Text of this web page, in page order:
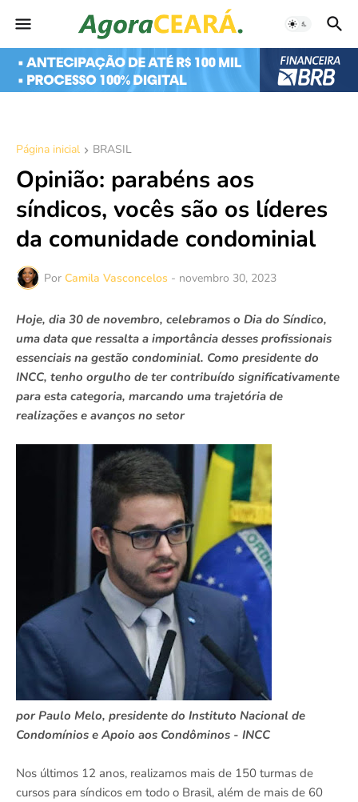
Página inicial BRASIL
Opinião: parabéns aos
síndicos, vocês são os líderes
da comunidade condominial
Por Camila Vasconcelos - novembro 30, 2023
Hoje, dia 30 de novembro, celebramos o Dia do Síndico,
uma data que ressalta a importância desses profissionais
essenciais na gestão condominial. Como presidente do
INCC, tenho orgulho de ter contribuído significativamente
para esta categoria, marcando uma trajetória de
realizações e avanços no setor
por Paulo Melo, presidente do Instituto Nacional de
Condomínios e Apoio aos Condôminos - INCC
Nos últimos 12 anos, realizamos mais de 150 turmas de
cursos para síndicos em todo o Brasil, além de mais de 60